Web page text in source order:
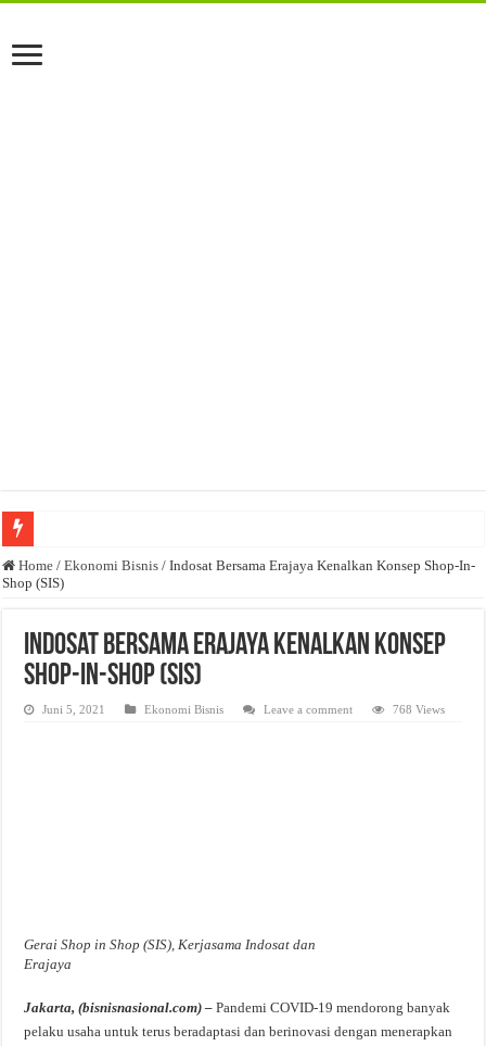
Anda butuh promosi usaha? Kontak ke Email redaksi@bisnisnasional.com
Dibutuhkan Marketing. Lamaran di-email ke redaksi@bisnisnasional.com
Home / Ekonomi Bisnis / Indosat Bersama Erajaya Kenalkan Konsep Shop-In-
Shop (SIS)
Indosat Bersama Erajaya Kenalkan Konsep
Shop-In-Shop (SIS)
Juni 5, 2021 Ekonomi Bisnis Leave a comment 768 Views
Gerai Shop in Shop (SIS), Kerjasama Indosat dan
Erajaya
Jakarta, (bisnisnasional.com) – Pandemi COVID-19 mendorong banyak
pelaku usaha untuk terus beradaptasi dan berinovasi dengan menerapkan